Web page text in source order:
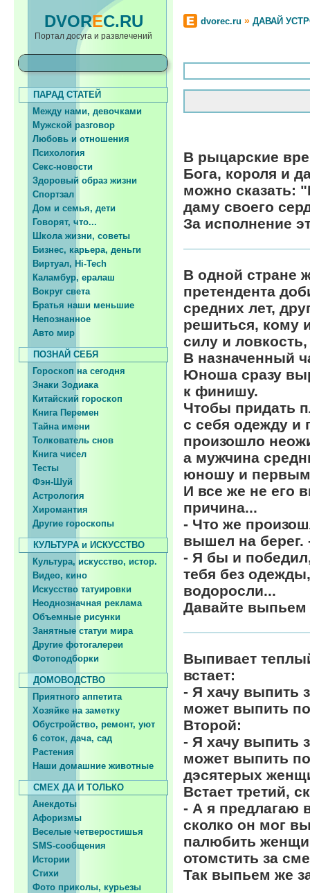
DVOREC.RU
Портал досуга и развлечений
dvorec.ru » ДАВАЙ
ПАРАД СТАТЕЙ
Между нами, девочками
Мужской разговор
Любовь и отношения
Психология
Секс-новости
Здоровый образ жизни
Спортзал
Дом и семья, дети
Говорят, что...
Школа жизни, советы
Бизнес, карьера, деньги
Виртуал, Hi-Tech
Каламбур, ералаш
Вокруг света
Братья наши меньшие
Непознанное
Авто мир
ПОЗНАЙ СЕБЯ
Гороскоп на сегодня
Знаки Зодиака
Китайский гороскоп
Книга Перемен
Тайна имени
Толкователь снов
Книга чисел
Тесты
Фэн-Шуй
Астрология
Хиромантия
Другие гороскопы
КУЛЬТУРА и ИСКУССТВО
Культура, искусство, истор.
Видео, кино
Искусство татуировки
Неоднозначная реклама
Объемные рисунки
Занятные статуи мира
Другие фотогалереи
Фотоподборки
ДОМОВОДСТВО
Приятного аппетита
Хозяйке на заметку
Обустройство, ремонт, уют
6 соток, дача, сад
Растения
Наши домашние животные
СМЕХ ДА И ТОЛЬКО
Анекдоты
Афоризмы
Веселые четверостишья
SMS-сообщения
Истории
Стихи
Фото приколы, курьезы
В рыцарские
Бога, короля и
можно сказать:
даму своего
За исполнение
В одной стране
претендента
средних лет,
решиться, кому
силу и
В назначенный
Юноша сразу
к финишу.
Чтобы придать
с себя одежду и
произошло
а мужчина
юношу и первым
И все же не его
причина...
- Что же
вышел на берег.
- Я бы и
тебя без
водоросли...
Давайте
Выпивает
встает:
- Я хачу выпить
может выпить
Второй:
- Я хачу выпить
может выпить
дэсятерых
Встает третий,
- А я предлагаю
сколко он мог
палюбить
отомстить за
Так выпьем же